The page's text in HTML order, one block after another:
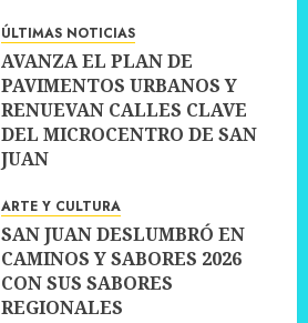
ÚLTIMAS NOTICIAS
AVANZA EL PLAN DE
PAVIMENTOS URBANOS Y
RENUEVAN CALLES CLAVE
DEL MICROCENTRO DE SAN
JUAN
ARTE Y CULTURA
SAN JUAN DESLUMBRÓ EN
CAMINOS Y SABORES 2026
CON SUS SABORES
REGIONALES